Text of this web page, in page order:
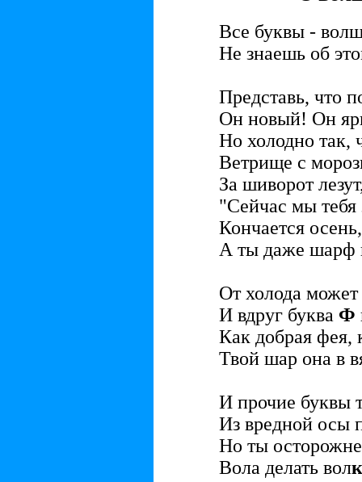
Все буквы -
Не знаешь об
Представь, что
Он новый! Он
Но холодно так,
Ветрище с
За шиворот
"Сейчас мы
Кончается
А ты даже шарф
От холода может
И вдруг буква Ф
Как добрая фея,
Твой шар она в
И прочие буквы
Из вредной осы
Но ты
Вола делать волк